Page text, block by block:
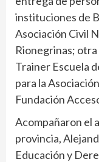
instituciones de
Asociación Civil
Rionegrinas;
Trainer Escuela
para la
Fundación
Acompañaron el
provincia,
Educación y